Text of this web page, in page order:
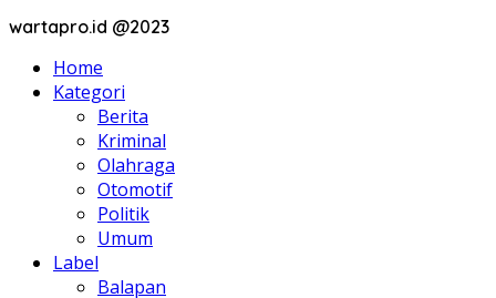
wartapro.id @2023
Home
Kategori
Berita
Kriminal
Olahraga
Otomotif
Politik
Umum
Label
Balapan